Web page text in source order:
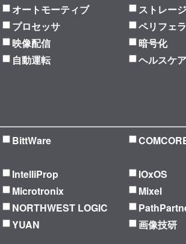
オートモーティブ ストレージ
プロセッサ ペリフェ
映像配信 暗号化
自動運転 ヘルスケア
BittWare
IntelliProp IOxOS
Microtronix Mixel
NORTHWEST LOGIC
YUAN 画像技研